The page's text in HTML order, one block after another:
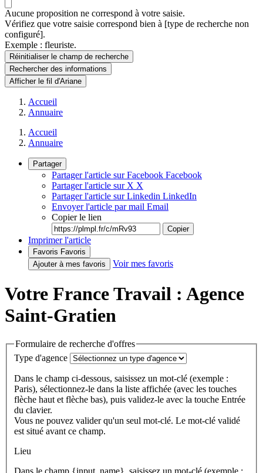
Aucune proposition ne correspond à votre saisie.
Vérifiez que votre saisie correspond bien à [type de recherche non
configuré].
Exemple : fleuriste.
Réinitialiser le champ de recherche
Rechercherdes informations
Afficher le fil d'Ariane
Accueil
Annuaire
Accueil
Annuaire
Partager
Partager l'article sur Facebook Facebook
Partager l'article sur X X
Partager l'article sur Linkedin LinkedIn
Envoyer l'article par mail Email
Copier le lien
Copier
Imprimer l'article
Favoris Favoris
Ajouter à mes favoris
Voir mes favoris
Votre France Travail : Agence
Saint-Gratien
Formulaire de recherche d'offres
Type d'agence
Dans le champ ci-dessous, saisissez un mot-clé (exemple :
Paris), sélectionnez-le dans la liste affichée (avec les touches
flèche haut et flèche bas), puis validez-le avec la touche Entrée
du clavier.
Vous ne pouvez valider qu'un seul mot-clé. Le mot-clé validé
est situé avant ce champ.
Lieu
Dans le champ {input_name}, saisissez un mot-clé (exemple :